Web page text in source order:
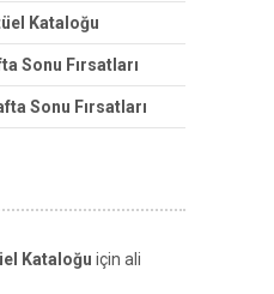
Kataloğu
Sonu Fırsatları
Sonu Fırsatları
Kataloğu için ali